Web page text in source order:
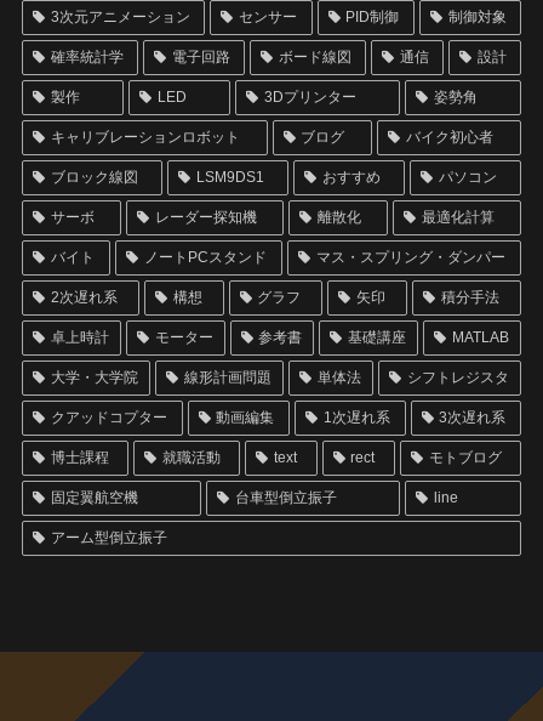
3次元アニメーション センサー PID制御 制御対象
確率統計学 電子回路 ボード線図 通信 設計
製作 LED 3Dプリンター 姿勢角
キャリブレーションロボット ブログ バイク初心者
ブロック線図 LSM9DS1 おすすめ パソコン
サーボ レーダー探知機 離散化 最適化計算
バイト ノートPCスタンド マス・スプリング・ダンパー
2次遅れ系 構想 グラフ 矢印 積分手法
卓上時計 モーター 参考書 基礎講座 MATLAB
大学・大学院 線形計画問題 単体法 シフトレジスタ
クアッドコプター 動画編集 1次遅れ系 3次遅れ系
博士課程 就職活動 text rect モトブログ
固定翼航空機 台車型倒立振子 line
アーム型倒立振子